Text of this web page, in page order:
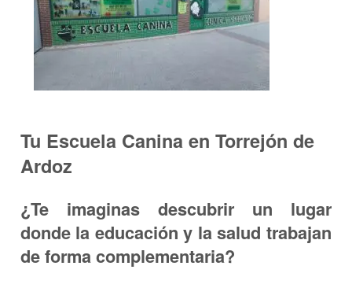
Tu Escuela Canina en Torrejón de
Ardoz
¿Te imaginas descubrir un lugar
donde la educación y la salud trabajan
de forma complementaria?